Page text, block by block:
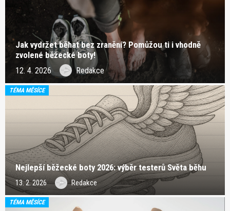
Jak vydržet běhat bez zranění? Pomůžou ti i vhodně
zvolené běžecké boty!
12. 4. 2026 Redakce
TÉMA MĚSÍCE
Nejlepší běžecké boty 2026: výběr testerů Světa běhu
13. 2. 2026 Redakce
TÉMA MĚSÍCE